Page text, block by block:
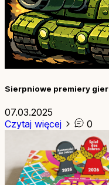
Sierpniowe premiery gier
07.03.2025
Czytaj więcej
0